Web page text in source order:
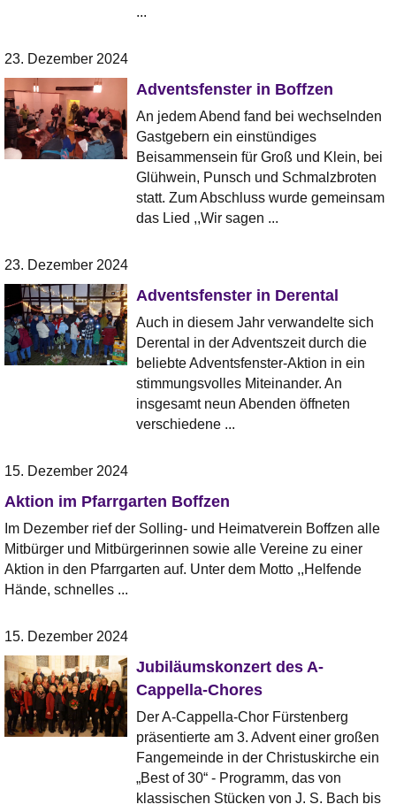
...
23. Dezember 2024
Adventsfenster in Boffzen
An jedem Abend fand bei wechselnden
Gastgebern ein einstündiges
Beisammensein für Groß und Klein, bei
Glühwein, Punsch und Schmalzbroten
statt. Zum Abschluss wurde gemeinsam
das Lied ,,Wir sagen ...
23. Dezember 2024
Adventsfenster in Derental
Auch in diesem Jahr verwandelte sich
Derental in der Adventszeit durch die
beliebte Adventsfenster-Aktion in ein
stimmungsvolles Miteinander. An
insgesamt neun Abenden öffneten
verschiedene ...
15. Dezember 2024
Aktion im Pfarrgarten Boffzen
Im Dezember rief der Solling- und Heimatverein Boffzen alle
Mitbürger und Mitbürgerinnen sowie alle Vereine zu einer
Aktion in den Pfarrgarten auf. Unter dem Motto ,,Helfende
Hände, schnelles ...
15. Dezember 2024
Jubiläumskonzert des A-
Cappella-Chores
Der A-Cappella-Chor Fürstenberg
präsentierte am 3. Advent einer großen
Fangemeinde in der Christuskirche ein
„Best of 30“ - Programm, das von
klassischen Stücken von J. S. Bach bis